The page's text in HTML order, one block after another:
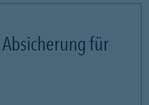
für